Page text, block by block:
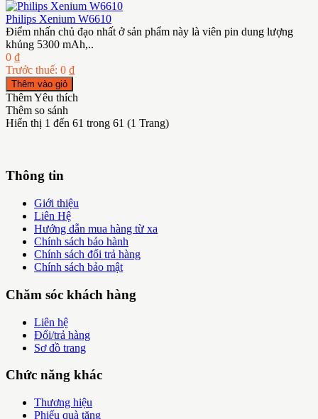
Philips Xenium W6610
Điểm nhấn chủ đạo nhất ở sản phẩm này là viên pin dung lượng
khủng 5300 mAh,..
0 ₫
Trước thuế: 0 ₫
Thêm Yêu thích
Thêm so sánh
Hiển thị 1 đến 61 trong 61 (1 Trang)
Thông tin
Giới thiệu
Liên Hệ
Hướng dẫn mua hàng từ xa
Chính sách bảo hành
Chính sách đổi trả hàng
Chính sách bảo mật
Chăm sóc khách hàng
Liên hệ
Đổi/trả hàng
Sơ đồ trang
Chức năng khác
Thương hiệu
Phiếu quà tặng